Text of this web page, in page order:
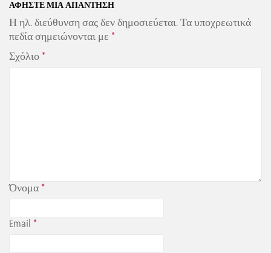
o
o
k
e
r
r
s
t
ΑΦΉΣΤΕ ΜΙΑ ΑΠΆΝΤΗΣΗ
Η ηλ. διεύθυνση σας δεν δημοσιεύεται. Τα υποχρεωτικά
πεδία σημειώνονται με *
Σχόλιο *
Όνομα *
Email *